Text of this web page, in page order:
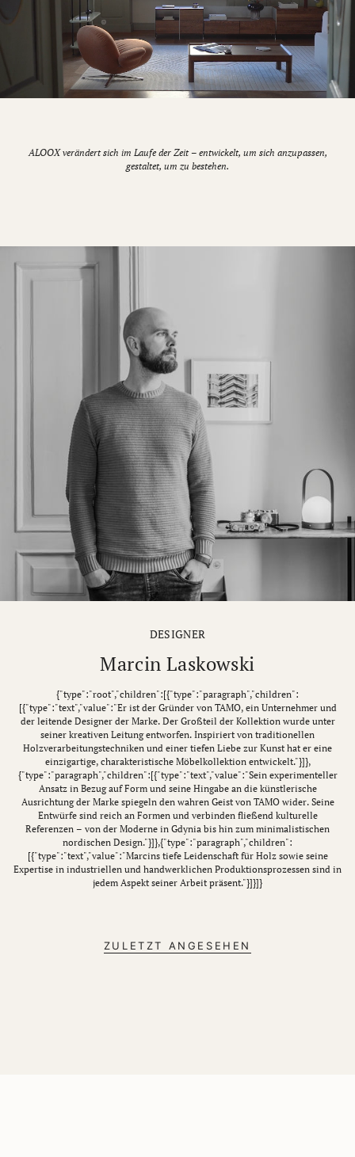
ALOOX verändert sich im Laufe der Zeit – entwickelt, um sich anzupassen,
gestaltet, um zu bestehen.
DESIGNER
Marcin Laskowski
{"type":"root","children":[{"type":"paragraph","children":
[{"type":"text","value":"Er ist der Gründer von TAMO, ein Unternehmer und
der leitende Designer der Marke. Der Großteil der Kollektion wurde unter
seiner kreativen Leitung entworfen. Inspiriert von traditionellen
Holzverarbeitungstechniken und einer tiefen Liebe zur Kunst hat er eine
einzigartige, charakteristische Möbelkollektion entwickelt."}]},
{"type":"paragraph","children":[{"type":"text","value":"Sein experimenteller
Ansatz in Bezug auf Form und seine Hingabe an die künstlerische
Ausrichtung der Marke spiegeln den wahren Geist von TAMO wider. Seine
Entwürfe sind reich an Formen und verbinden fließend kulturelle
Referenzen – von der Moderne in Gdynia bis hin zum minimalistischen
nordischen Design."}]},{"type":"paragraph","children":
[{"type":"text","value":"Marcins tiefe Leidenschaft für Holz sowie seine
Expertise in industriellen und handwerklichen Produktionsprozessen sind in
jedem Aspekt seiner Arbeit präsent."}]}]}
ZULETZT ANGESEHEN